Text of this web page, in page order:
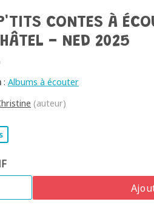
CONTES À
- NED 2025
: Albums à écouter
(auteur)